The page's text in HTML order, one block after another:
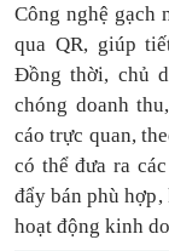
Công nghệ gạch
qua QR, giúp
Đồng thời, chủ
chóng doanh
cáo trực quan,
có thểđưa ra
đẩy bán phù
hoạt động kinh